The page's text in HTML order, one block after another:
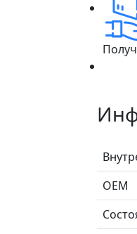
ОЕМ